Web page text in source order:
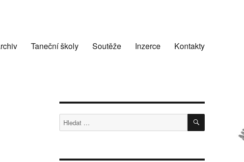
Taneční školy Soutěže Inzerce Kontakty
Hledat: HLEDÁNÍ